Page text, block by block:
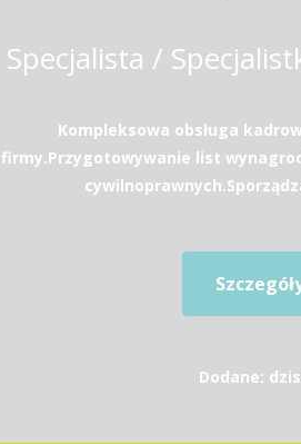
Specjalista /
Kompleksowa obsługa
firmy.Przygotowywanie list
Dodane: